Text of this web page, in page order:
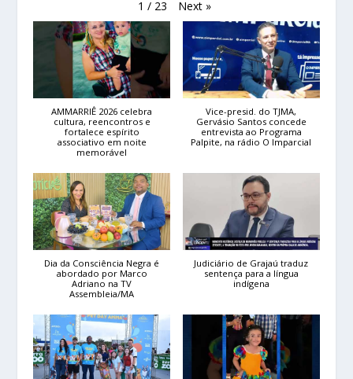
1 / 23 Next »
AMMARRIÊ 2026 celebra
cultura, reencontros e
fortalece espírito
associativo em noite
memorável
Vice-presid. do TJMA,
Gervásio Santos concede
entrevista ao Programa
Palpite, na rádio O Imparcial
Dia da Consciência Negra é
abordado por Marco
Adriano na TV
Assembleia/MA
Judiciário de Grajaú traduz
sentença para a língua
indígena